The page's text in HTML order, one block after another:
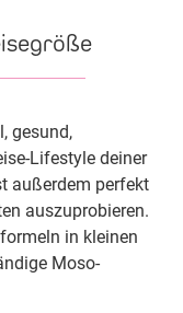
gesund,
Lifestyle deiner
außerdem perfekt
auszuprobieren.
in kleinen
Moso-